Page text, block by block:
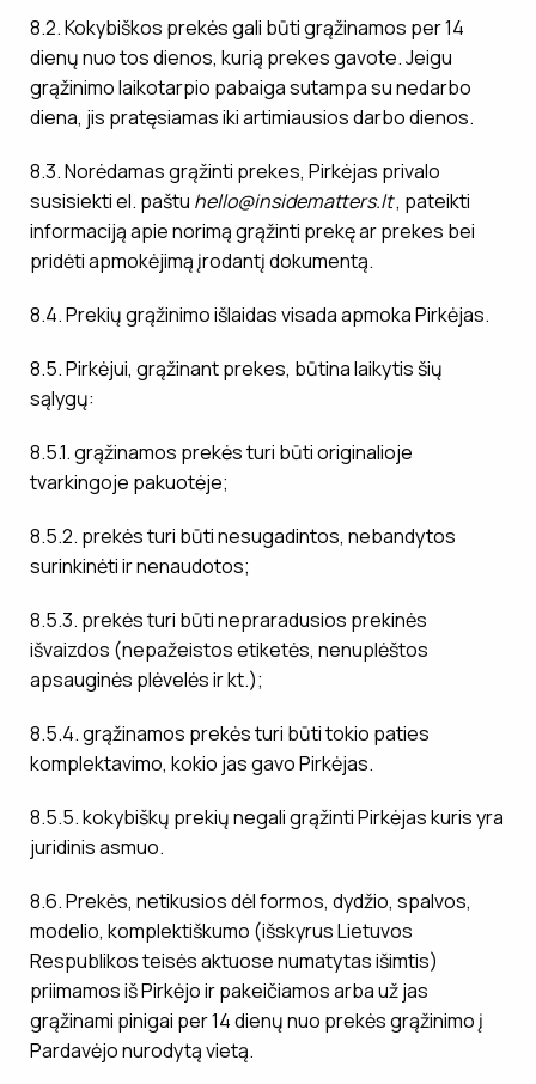
8.2. Kokybiškos prekės gali būti grąžinamos per 14
dienų nuo tos dienos, kurią prekes gavote. Jeigu
grąžinimo laikotarpio pabaiga sutampa su nedarbo
diena, jis pratęsiamas iki artimiausios darbo dienos.
8.3. Norėdamas grąžinti prekes, Pirkėjas privalo
susisiekti el. paštu hello@insidematters.lt, pateikti
informaciją apie norimą grąžinti prekę ar prekes bei
pridėti apmokėjimą įrodantį dokumentą.
8.4. Prekių grąžinimo išlaidas visada apmoka Pirkėjas.
8.5. Pirkėjui, grąžinant prekes, būtina laikytis šių
sąlygų:
8.5.1. grąžinamos prekės turi būti originalioje
tvarkingoje pakuotėje;
8.5.2. prekės turi būti nesugadintos, nebandytos
surinkinėti ir nenaudotos;
8.5.3. prekės turi būti nepraradusios prekinės
išvaizdos (nepažeistos etiketės, nenuplėštos
apsauginės plėvelės ir kt.);
8.5.4. grąžinamos prekės turi būti tokio paties
komplektavimo, kokio jas gavo Pirkėjas.
8.5.5. kokybiškų prekių negali grąžinti Pirkėjas kuris yra
juridinis asmuo.
8.6. Prekės, netikusios dėl formos, dydžio, spalvos,
modelio, komplektiškumo (išskyrus Lietuvos
Respublikos teisės aktuose numatytas išimtis)
priimamos iš Pirkėjo ir pakeičiamos arba už jas
grąžinami pinigai per 14 dienų nuo prekės grąžinimo į
Pardavėjo nurodytą vietą.